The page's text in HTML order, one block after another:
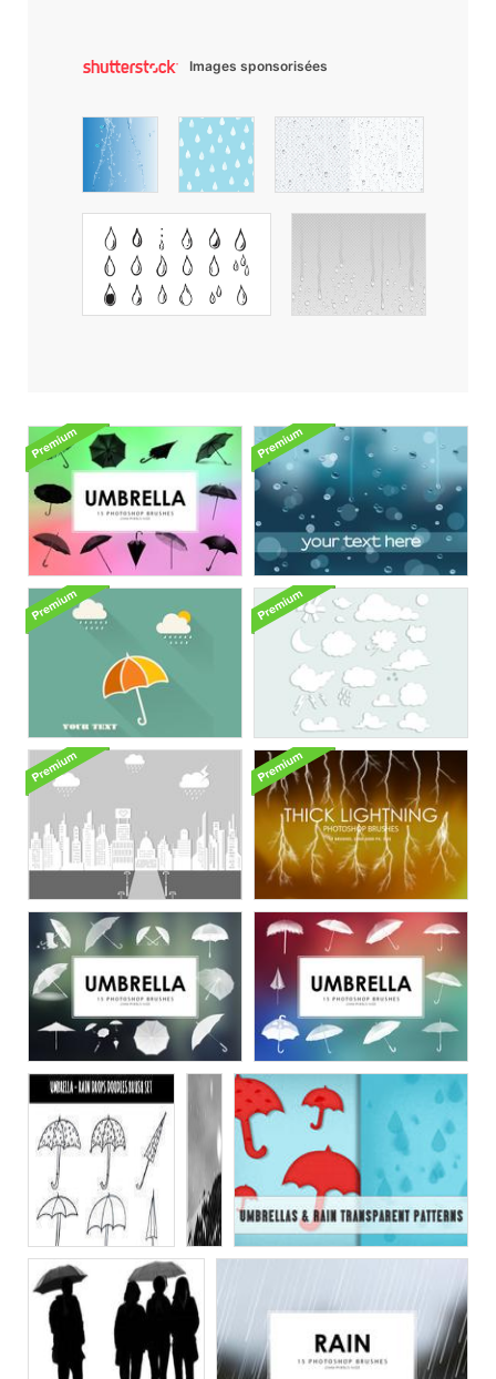
Images sponsorisées